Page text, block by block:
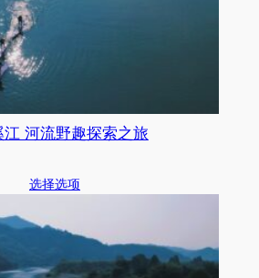
河流野趣探索之旅
选择选项